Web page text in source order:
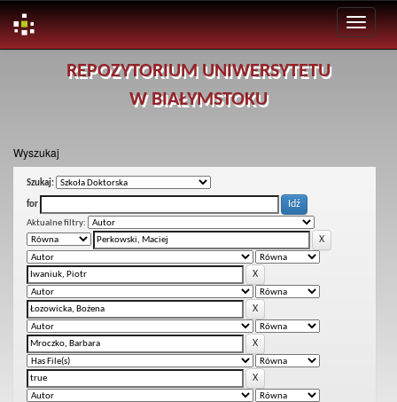
REPOZYTORIUM UNIWERSYTETU
W BIAŁYMSTOKU
Wyszukaj
Szukaj:
for
Aktualne filtry: